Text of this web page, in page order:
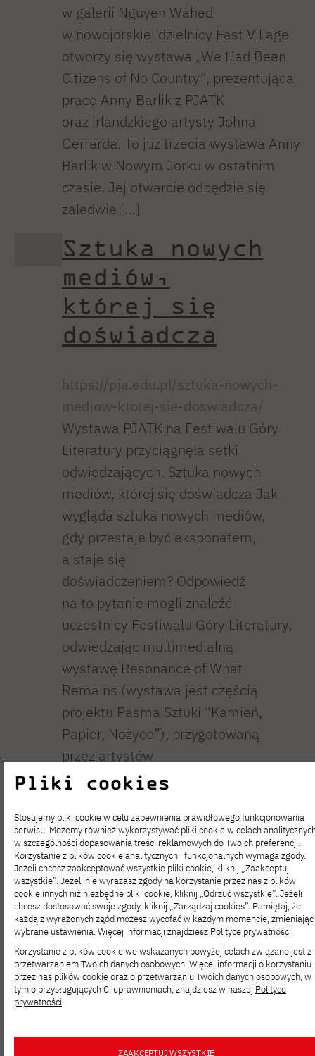
w galerii Nguyen Wahed
w nowojorskiej dzielnicy East Village
otworzy się wystawa „We Had Been
Citizens of No Country”, prezentująca
prace Anny Barlik z PJATK
oraz irlandzkiego artysty Johna
Gerrarda. To już trzecia wystawa Anny
Barlik w Nowym Jorku w ostatnim
czasie. Jej otwarcie odbędzie się
zaledwie […]
Sztuka nowych
mediów,
której się
doświadcza
https://pja.edu.pl/sztuka-nowych-
mediow-ktorej-sie-doswiadcza/
Wystawa PJATK na Festiwalu Góry
Literatury przyciągnęła setki
odwiedzających. Sztuka nowych
mediów, której się doświadcza Jak
wygląda sztuka nowych mediów,
gdy przestaje być eksponatem,
a staje się
doświadczeniem? Odpowiedź
na to pytanie mogli znaleźć
uczestnicy Festiwalu Góry Literatury,
odwiedzając multimedialną
wystawę Resonance of What
Remains (wystawa jest częścią
projektu Pasma Sztuki “Kamień,
Papier, Nożyce”), przygotowaną
przez artystów
i wykładowców Polsko-Japońskiej
Przez trzy dni podziemia […]
Laboratorium
Percepcji –
wystawa dr.
inż. Krzysztofa
Kalinowskiego
w Galerii
Infinity of Art
Pliki cookies
Stosujemy pliki cookie w celu zapewnienia prawidłowego funkcjonowania
serwisu. Możemy również wykorzystywać pliki cookie w celach
w szczególności dopasowania treści reklamowych do Twoich preferencji.
Korzystanie z plików cookie analitycznych i funkcjonalnych wymaga zgody.
Jeżeli chcesz zaakceptować wszystkie pliki cookie, kliknij „Zaakceptuj
wszystkie”. Jeżeli nie wyrażasz zgody na korzystanie przez nas z plików
cookie innych niż niezbędne pliki cookie, kliknij „Odrzuć wszystkie”. Jeżeli
chcesz dostosować swoje zgody, kliknij „Zarządzaj cookies”. Pamiętaj, że
każdą z wyrażonych zgód możesz wycofać w każdym momencie, zmieniając
wybrane ustawienia. Więcej informacji znajdziesz Polityce prywatności.
Korzystanie z plików cookie we wskazanych powyżej celach związane jest z
przetwarzaniem Twoich danych osobowych. Więcej informacji o korzystaniu
przez nas plików cookie oraz o przetwarzaniu Twoich danych osobowych, w
tym o przysługujących Ci uprawnieniach, znajdziesz w naszej Polityce
prywatności.
ZAAKCEPTUJ WSZYSTKIE